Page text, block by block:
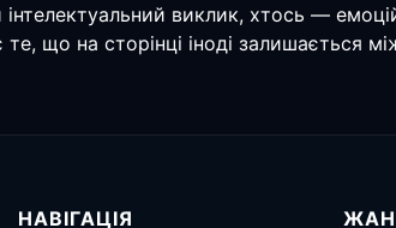
інтелектуальний виклик, хтось —
що на сторінці іноді залишається
НАВІГАЦІЯ